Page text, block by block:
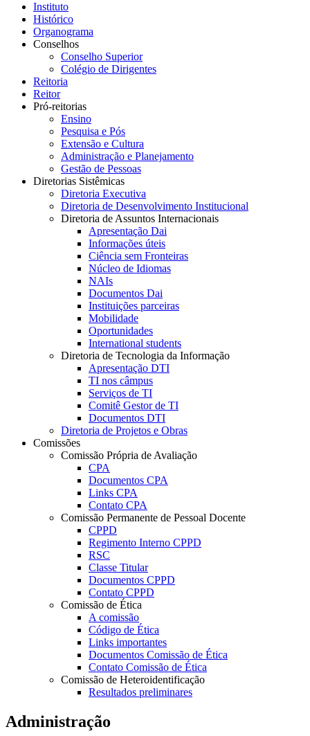
Instituto
Histórico
Organograma
Conselhos
Conselho Superior
Colégio de Dirigentes
Reitoria
Reitor
Pró-reitorias
Ensino
Pesquisa e Pós
Extensão e Cultura
Administração e Planejamento
Gestão de Pessoas
Diretorias Sistêmicas
Diretoria Executiva
Diretoria de Desenvolvimento Institucional
Diretoria de Assuntos Internacionais
Apresentação Dai
Informações úteis
Ciência sem Fronteiras
Núcleo de Idiomas
NAIs
Documentos Dai
Instituições parceiras
Mobilidade
Oportunidades
International students
Diretoria de Tecnologia da Informação
Apresentação DTI
TI nos câmpus
Serviços de TI
Comitê Gestor de TI
Documentos DTI
Diretoria de Projetos e Obras
Comissões
Comissão Própria de Avaliação
CPA
Documentos CPA
Links CPA
Contato CPA
Comissão Permanente de Pessoal Docente
CPPD
Regimento Interno CPPD
RSC
Classe Titular
Documentos CPPD
Contato CPPD
Comissão de Ética
A comissão
Código de Ética
Links importantes
Documentos Comissão de Ética
Contato Comissão de Ética
Comissão de Heteroidentificação
Resultados preliminares
Administração